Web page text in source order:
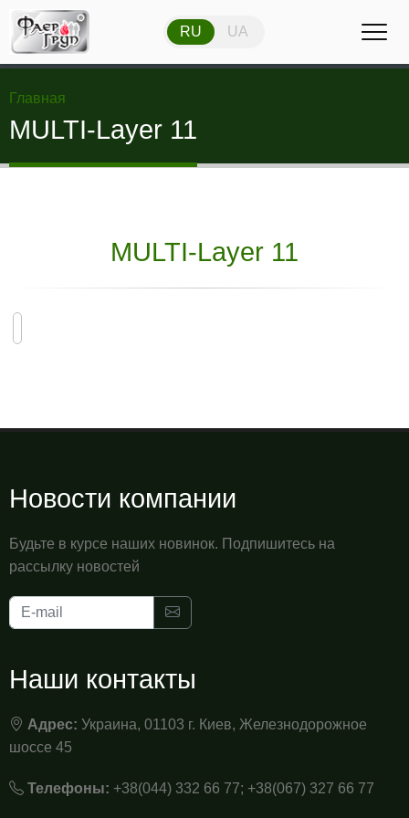
RU UA RU UA
Главная
MULTI-Layer 11
MULTI-Layer 11
Новости компании
Будьте в курсе наших новинок. Подпишитесь на
рассылку новостей
Наши контакты
Адрес: Украина, 01103 г. Киев, Железнодорожное
шоссе 45
Телефоны: +38(044) 332 66 77; +38(067) 327 66 77